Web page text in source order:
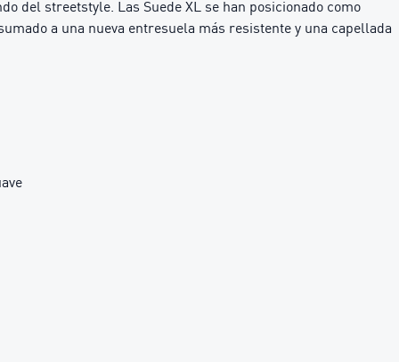
del streetstyle. Las Suede XL se han posicionado como
a una nueva entresuela más resistente y una capellada